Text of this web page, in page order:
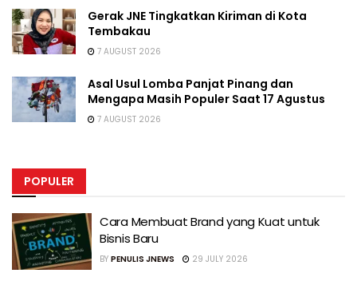
Gerak JNE Tingkatkan Kiriman di Kota
Tembakau
7 AUGUST 2026
Asal Usul Lomba Panjat Pinang dan
Mengapa Masih Populer Saat 17 Agustus
7 AUGUST 2026
POPULER
Cara Membuat Brand yang Kuat untuk
Bisnis Baru
BY PENULIS JNEWS 29 JULY 2026